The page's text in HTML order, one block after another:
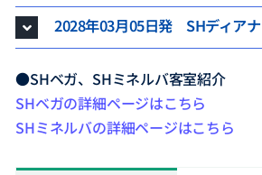
2028年03月05日発 SHディアナ
●SHベガ、SHミネルバ客室紹介
SHベガの詳細ページはこちら
SHミネルバの詳細ページはこちら